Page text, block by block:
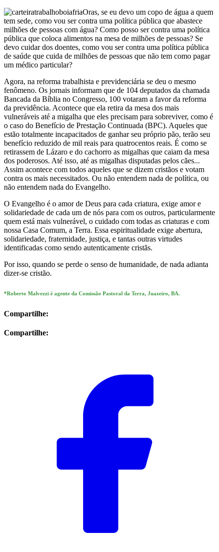
Oras, se eu devo um copo de água a quem
tem sede, como vou ser contra uma política pública que abastece
milhões de pessoas com água? Como posso ser contra uma política
pública que coloca alimentos na mesa de milhões de pessoas? Se
devo cuidar dos doentes, como vou ser contra uma política pública
de saúde que cuida de milhões de pessoas que não tem como pagar
um médico particular?
Agora, na reforma trabalhista e previdenciária se deu o mesmo
fenômeno. Os jornais informam que de 104 deputados da chamada
Bancada da Bíblia no Congresso, 100 votaram a favor da reforma
da previdência. Acontece que ela retira da mesa dos mais
vulneráveis até a migalha que eles precisam para sobreviver, como é
o caso do Benefício de Prestação Continuada (BPC). Aqueles que
estão totalmente incapacitados de ganhar seu próprio pão, terão seu
benefício reduzido de mil reais para quatrocentos reais. É como se
retirassem de Lázaro e do cachorro as migalhas que caiam da mesa
dos poderosos. Até isso, até as migalhas disputadas pelos cães...
Assim acontece com todos aqueles que se dizem cristãos e votam
contra os mais necessitados. Ou não entendem nada de política, ou
não entendem nada do Evangelho.
O Evangelho é o amor de Deus para cada criatura, exige amor e
solidariedade de cada um de nós para com os outros, particularmente
quem está mais vulnerável, o cuidado com todas as criaturas e com
nossa Casa Comum, a Terra. Essa espiritualidade exige abertura,
solidariedade, fraternidade, justiça, e tantas outras virtudes
identificadas como sendo autenticamente cristãs.
Por isso, quando se perde o senso de humanidade, de nada adianta
dizer-se cristão.
*Roberto Malvezzi é agente da Comissão Pastoral da Terra, Juazeiro, BA.
Compartilhe:
Compartilhe: